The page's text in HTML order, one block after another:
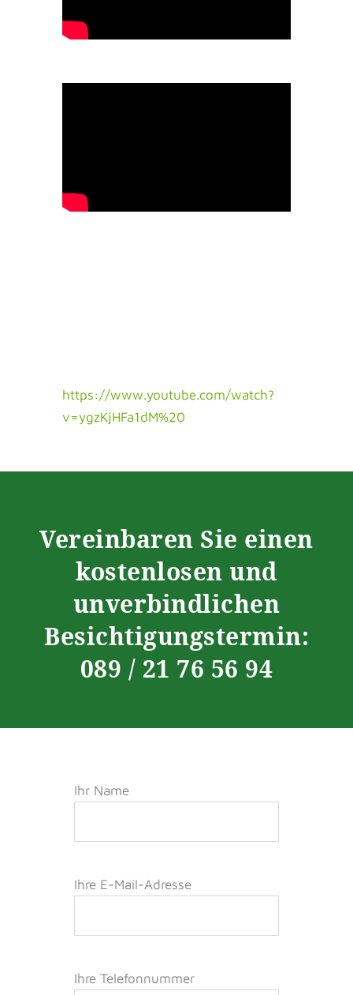
https://www.youtube.com/watch?
v=ygzKjHFa1dM%20
Vereinbaren Sie einen
kostenlosen und
unverbindlichen
Besichtigungstermin:
089 / 21 76 56 94
Ihr Name
Ihre E-Mail-Adresse
Ihre Telefonnummer